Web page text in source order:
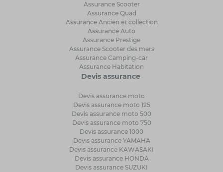
Assurance Scooter
Assurance Quad
Assurance Ancien et collection
Assurance Auto
Assurance Prestige
Assurance Scooter des mers
Assurance Camping-car
Assurance Habitation
Devis assurance
Devis assurance moto
Devis assurance moto 125
Devis assurance moto 500
Devis assurance moto 750
Devis assurance 1000
Devis assurance YAMAHA
Devis assurance KAWASAKI
Devis assurance HONDA
Devis assurance SUZUKI